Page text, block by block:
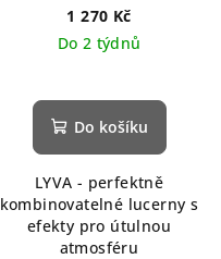
1 270 Kč
Do 2 týdnů
Do košíku
LYVA - perfektně
kombinovatelné lucerny s
efekty pro útulnou
atmosféru